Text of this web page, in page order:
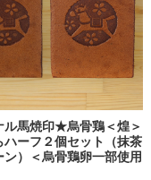
ル馬焼印★烏骨鶏＜煌＞
ハーフ２個セット（抹茶
ン）＜烏骨鶏卵一部使用